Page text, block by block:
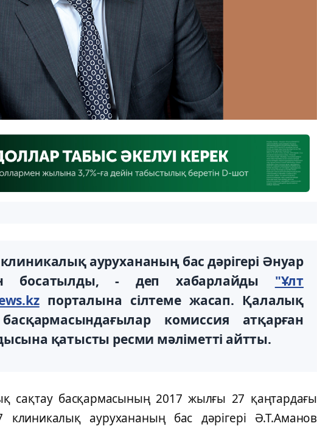
аурухананың бас дәрігері Әнуар
босатылды, - деп хабарлайды "Ұлт
порталына сілтеме жасап. Қалалық
комиссия атқарған
қатысты ресми мәліметті айтты.
сақтау басқармасының 2017 жылғы 27 қаңтардағы
аурухананың бас дәрігері Ә.Т.Аманов